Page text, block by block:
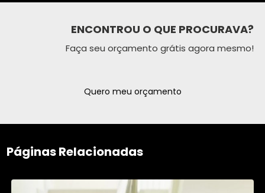
ENCONTROU O QUE PROCURAVA?
Faça seu orçamento grátis agora mesmo!
Quero meu orçamento
Páginas Relacionadas